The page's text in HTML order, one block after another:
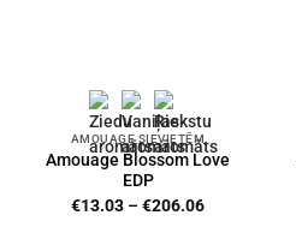
AMOUAGE SIEVIETĒM
Amouage Blossom Love
EDP
€13.03 – €206.06Price